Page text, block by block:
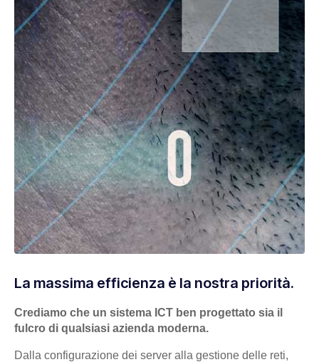
La massima efficienza è la nostra priorità.
Crediamo che un sistema ICT ben progettato sia il
fulcro di qualsiasi azienda moderna.
Dalla configurazione dei server alla gestione delle reti,